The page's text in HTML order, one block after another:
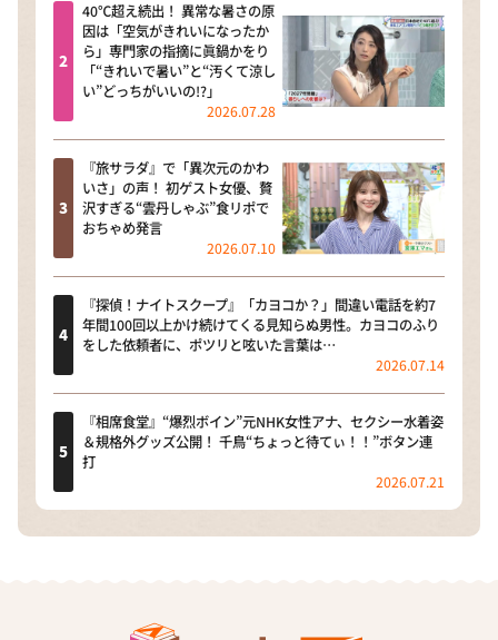
40℃超え続出！ 異常な暑さの原
因は「空気がきれいになったか
ら」専門家の指摘に眞鍋かをり
「“きれいで暑い”と“汚くて涼し
い”どっちがいいの!?」
2026.07.28
『旅サラダ』で「異次元のかわ
いさ」の声！ 初ゲスト女優、贅
沢すぎる“雲丹しゃぶ”食リポで
おちゃめ発言
2026.07.10
『探偵！ナイトスクープ』「カヨコか？」間違い電話を約7
年間100回以上かけ続けてくる見知らぬ男性。カヨコのふり
をした依頼者に、ポツリと呟いた言葉は…
2026.07.14
『相席食堂』“爆烈ボイン”元NHK女性アナ、セクシー水着姿
＆規格外グッズ公開！ 千鳥“ちょっと待てぃ！！”ボタン連
打
2026.07.21